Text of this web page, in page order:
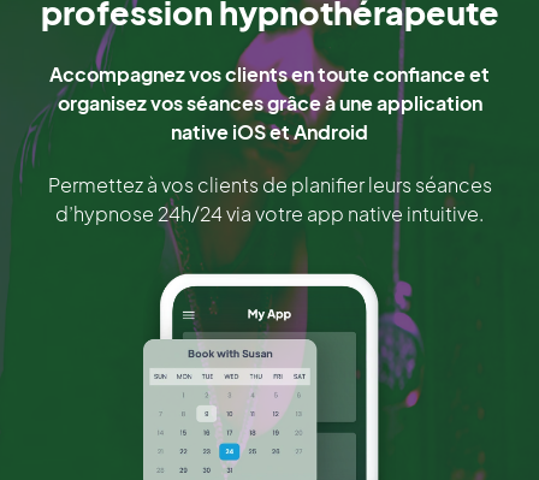
profession hypnothérapeute
Accompagnez vos clients en toute confiance et
organisez vos séances grâce à une application
native iOS et Android
Permettez à vos clients de planifier leurs séances
d’hypnose 24h/24 via votre app native intuitive.